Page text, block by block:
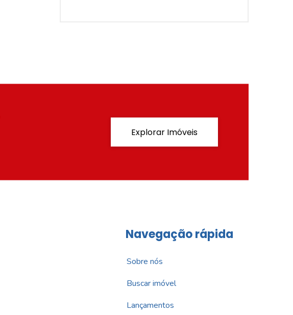
Explorar Imóveis
Navegação rápida
Sobre nós
Buscar imóvel
Lançamentos